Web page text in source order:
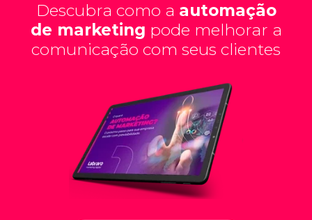
Descubra como a automação
de marketing pode melhorar a
comunicação com seus clientes